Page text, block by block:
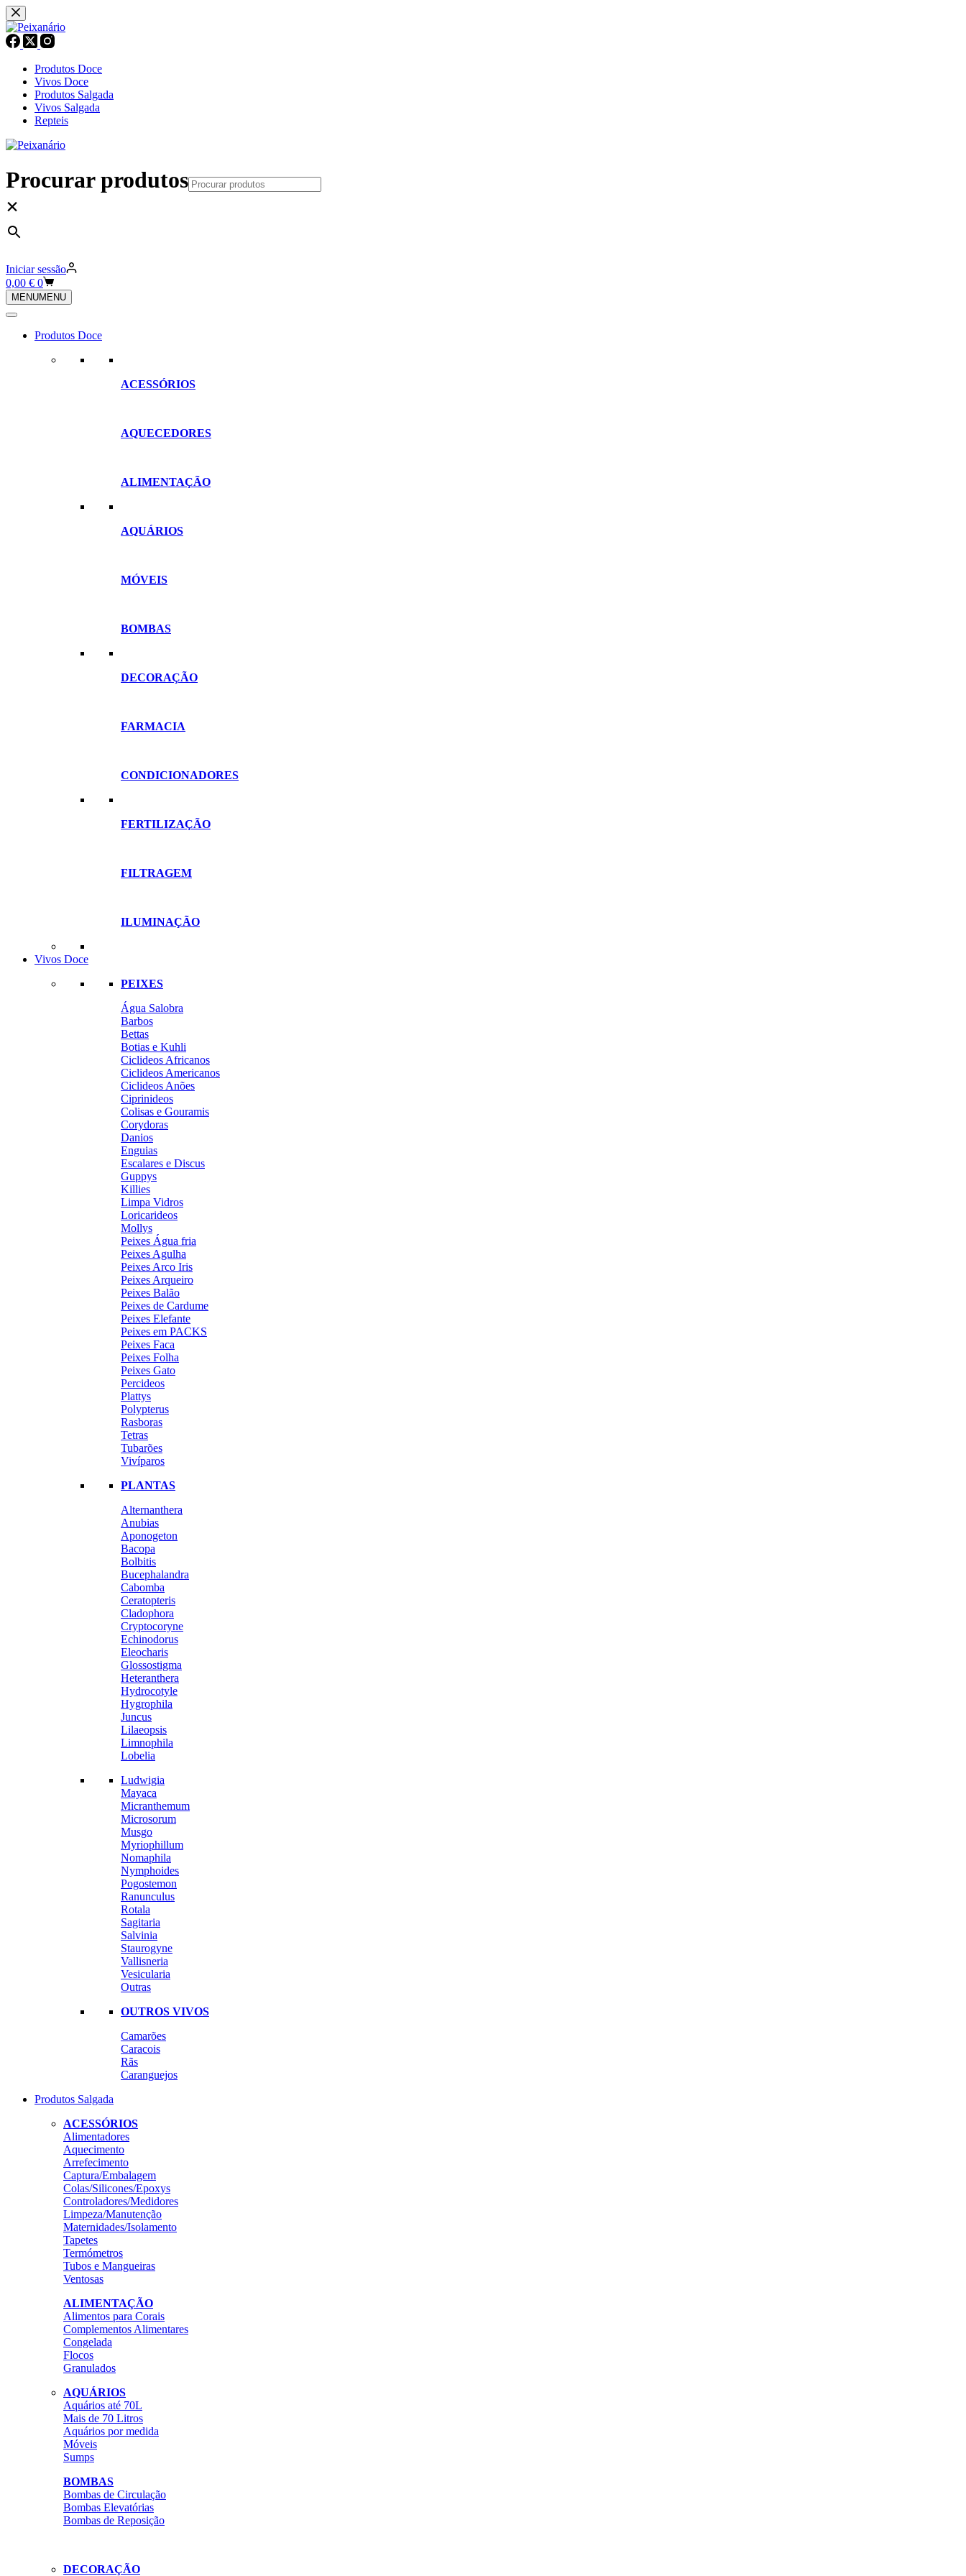
Pular
para
o
conteúdo
Produtos Doce
Vivos Doce
Produtos Salgada
Vivos Salgada
Repteis
Procurar produtos
×
Iniciar sessão
Carrinho
de
compras
0,00 € 0
MENUMENU
Produtos Doce
ACESSÓRIOS
AQUECEDORES
ALIMENTAÇÃO
AQUÁRIOS
MÓVEIS
BOMBAS
DECORAÇÃO
FARMACIA
CONDICIONADORES
FERTILIZAÇÃO
FILTRAGEM
ILUMINAÇÃO
Vivos Doce
PEIXES
Água Salobra
Barbos
Bettas
Botias e Kuhli
Ciclideos Africanos
Ciclideos Americanos
Ciclideos Anões
Ciprinideos
Colisas e Gouramis
Corydoras
Danios
Enguias
Escalares e Discus
Guppys
Killies
Limpa Vidros
Loricarideos
Mollys
Peixes Água fria
Peixes Agulha
Peixes Arco Iris
Peixes Arqueiro
Peixes Balão
Peixes de Cardume
Peixes Elefante
Peixes em PACKS
Peixes Faca
Peixes Folha
Peixes Gato
Percideos
Plattys
Polypterus
Rasboras
Tetras
Tubarões
Vivíparos
PLANTAS
Alternanthera
Anubias
Aponogeton
Bacopa
Bolbitis
Bucephalandra
Cabomba
Ceratopteris
Cladophora
Cryptocoryne
Echinodorus
Eleocharis
Glossostigma
Heteranthera
Hydrocotyle
Hygrophila
Juncus
Lilaeopsis
Limnophila
Lobelia
Ludwigia
Mayaca
Micranthemum
Microsorum
Musgo
Myriophillum
Nomaphila
Nymphoides
Pogostemon
Ranunculus
Rotala
Sagitaria
Salvinia
Staurogyne
Vallisneria
Vesicularia
Outras
OUTROS VIVOS
Camarões
Caracois
Rãs
Caranguejos
Produtos Salgada
ACESSÓRIOS
Alimentadores
Aquecimento
Arrefecimento
Captura/Embalagem
Colas/Silicones/Epoxys
Controladores/Medidores
Limpeza/Manutenção
Maternidades/Isolamento
Tapetes
Termómetros
Tubos e Mangueiras
Ventosas
ALIMENTAÇÃO
Alimentos para Corais
Complementos Alimentares
Congelada
Flocos
Granulados
AQUÁRIOS
Aquários até 70L
Mais de 70 Litros
Aquários por medida
Móveis
Sumps
BOMBAS
Bombas de Circulação
Bombas Elevatórias
Bombas de Reposição
DECORAÇÃO